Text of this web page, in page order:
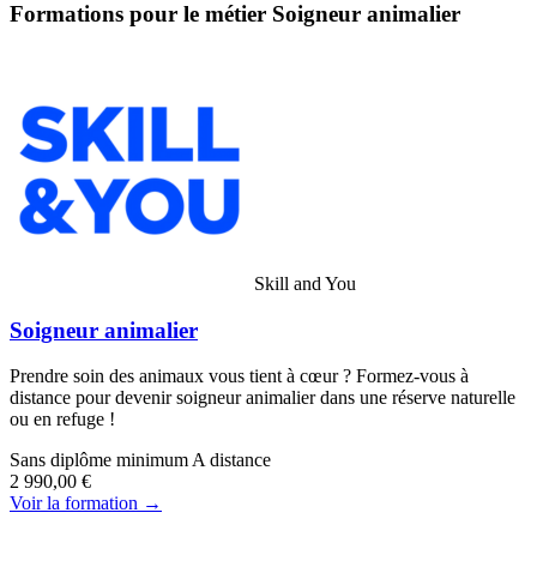
Formations pour le métier Soigneur animalier
Skill and You
Soigneur animalier
Prendre soin des animaux vous tient à cœur ? Formez-vous à
distance pour devenir soigneur animalier dans une réserve naturelle
ou en refuge !
Sans diplôme minimum A distance
2 990,00 €
Voir la formation →